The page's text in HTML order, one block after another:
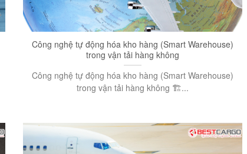
Công nghệ tự động hóa kho hàng (Smart Warehouse)
trong vận tải hàng không
Công nghệ tự động hóa kho hàng (Smart Warehouse)
trong vận tải hàng không 🏗️...